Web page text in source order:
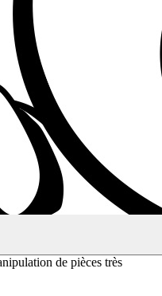
de pièces très